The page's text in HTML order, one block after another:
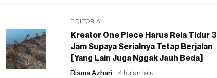
EDITORIAL
Kreator One Piece Harus Rela Tidur 3
Jam Supaya Serialnya Tetap Berjalan
[Yang Lain Juga Nggak Jauh Beda]
Risma Azhari 4 bulan lalu